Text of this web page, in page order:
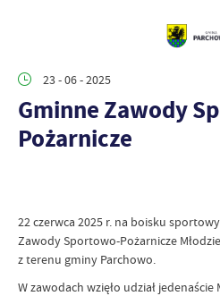
23 - 06 - 2025
Gminne Zawody
Pożarnicze
22 czerwca 2025 r. na boisku
Zawody Sportowo-Pożarnicze
z terenu gminy Parchowo.
W zawodach wzięło udział